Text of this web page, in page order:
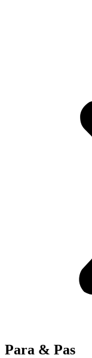
Para & Pas